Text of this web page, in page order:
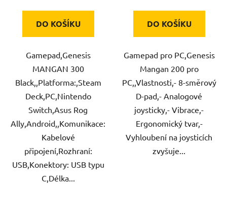
DO KOŠÍKU
Gamepad,Genesis
MANGAN 300
Black,,Platforma:,Steam
Deck,PC,Nintendo
Switch,Asus Rog
Ally,Android,,Komunikace:
Kabelové
připojení,Rozhraní:
USB,Konektory: USB typu
C,Délka...
DO KOŠÍKU
Gamepad pro PC,Genesis
Mangan 200 pro
PC,,Vlastnosti,- 8-směrový
D-pad,- Analogové
joysticky,- Vibrace,-
Ergonomický tvar,-
Vyhloubení na joysticích
zvyšuje...